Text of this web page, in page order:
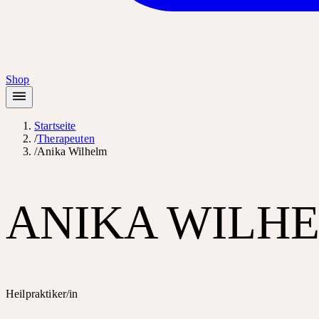
Shop
Startseite
/Therapeuten
/Anika Wilhelm
ANIKA
Heilpraktiker/in